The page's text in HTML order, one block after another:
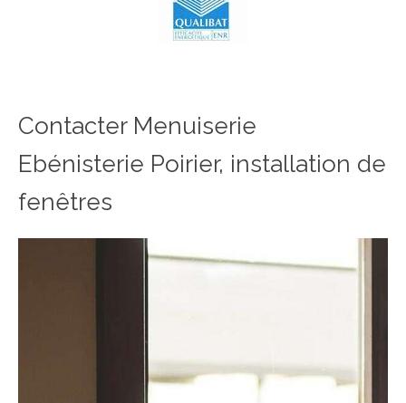
Contacter Menuiserie
Ebénisterie Poirier, installation de
fenêtres